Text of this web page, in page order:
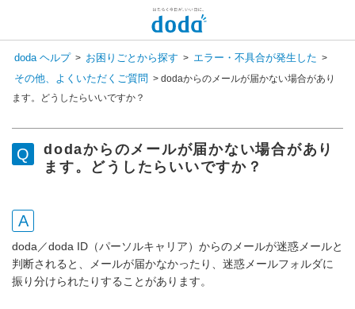
doda ヘルプ > お困りごとから探す > エラー・不具合が発生した >
その他、よくいただくご質問 > dodaからのメールが届かない場合があり
ます。どうしたらいいですか？
dodaからのメールが届かない場合があり
ます。どうしたらいいですか？
doda／doda ID（パーソルキャリア）からのメールが迷惑メールと
判断されると、メールが届かなかったり、迷惑メールフォルダに
振り分けられたりすることがあります。
新しいメッセージがあります
コンシェル呼び出し
検 索
会員登録状況を選択すると
専任スタッフが回答いたします！
登録済み
まだ登録していない